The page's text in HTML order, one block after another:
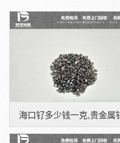
海口钌多少钱一克,贵金属